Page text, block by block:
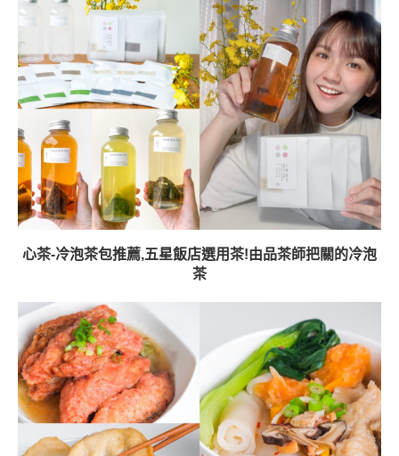
心茶-冷泡茶包推薦,五星飯店選用茶!由品茶師把關的冷泡
茶